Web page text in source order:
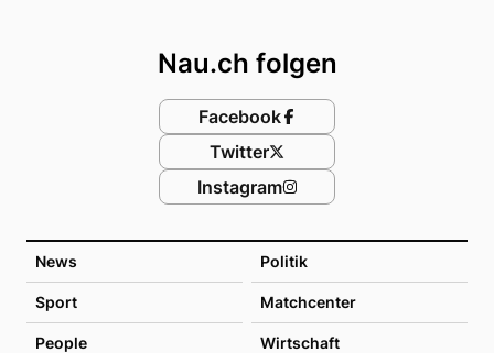
News Politik
Sport Matchcenter
People Wirtschaft
Nau.ch folgen
Facebook
Twitter
Instagram